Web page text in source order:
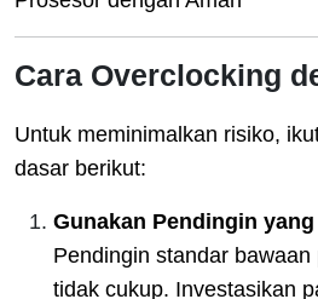
Cara Overclocking
Untuk meminimalkan risiko,
dasar berikut:
Gunakan Pendingin
Pendingin standar
tidak cukup. Investasikan